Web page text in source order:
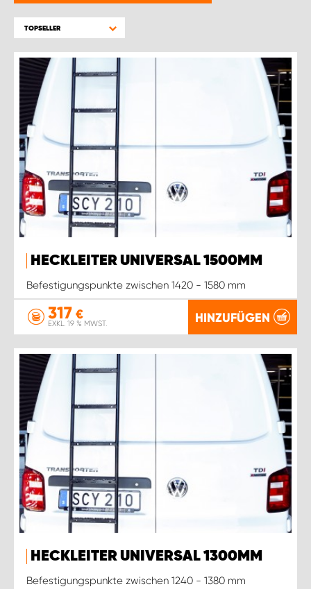
TOPSELLER
HECKLEITER UNIVERSAL 1500MM
Befestigungspunkte zwischen 1420 - 1580 mm
317 €
EXKL. 19 % MWST. HINZUFÜGEN
HECKLEITER UNIVERSAL 1300MM
Befestigungspunkte zwischen 1240 - 1380 mm
WORK SYSTEM GERA
WORK SYSTEM LEIPZIG/HALLE
WORK SYSTEM LUDWIGSHAFEN
WORK SYSTEM MAGDEBURG
WORK SYSTEM MÜNCHEN
WORK SYSTEM OSNABRÜCK
WORK SYSTEM ROSTOCK
WORK SYSTEM STUTTGART